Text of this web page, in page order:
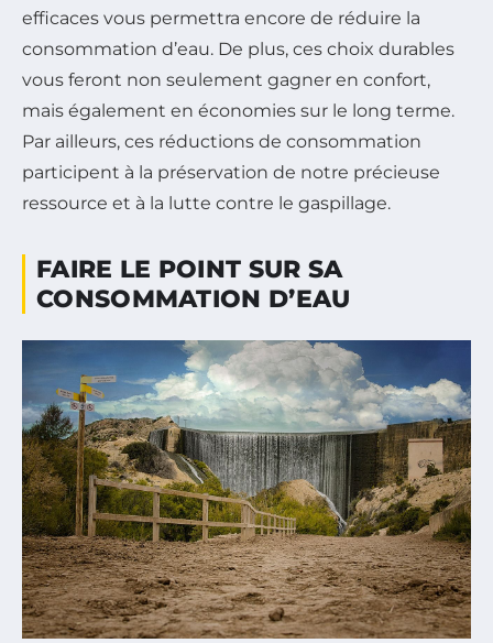
efficaces vous permettra encore de réduire la
consommation d’eau. De plus, ces choix durables
vous feront non seulement gagner en confort,
mais également en économies sur le long terme.
Par ailleurs, ces réductions de consommation
participent à la préservation de notre précieuse
ressource et à la lutte contre le gaspillage.
FAIRE LE POINT SUR SA
CONSOMMATION D’EAU